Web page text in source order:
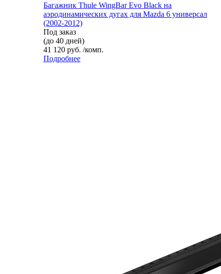
Багажник Thule WingBar Evo Black на
аэродинамических дугах для Mazda 6 универсал
(2002-2012)
Под заказ
(до 40 дней)
41 120 руб. /комп.
Подробнее